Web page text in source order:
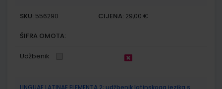
SKU: 556290 CIJENA: 29,00 €
ŠIFRA OMOTA:
Udžbenik
LINGUAE LATINAE ELEMENTA 2; udžbenik latinskoga jezika s